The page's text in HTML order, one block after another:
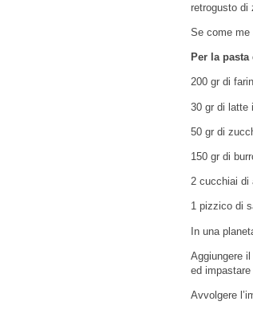
retrogusto di
Se come me
Per la
200 gr di
30 gr di latte
50 gr di
150 gr di
2 cucchiai di
1 pizzico di
In una
Aggiungere
ed
Avvolgere